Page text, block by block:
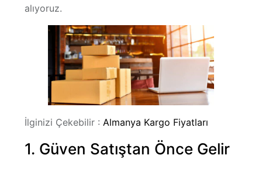
alıyoruz.
İlginizi Çekebilir : Almanya Kargo Fiyatları
1. Güven Satıştan Önce Gelir